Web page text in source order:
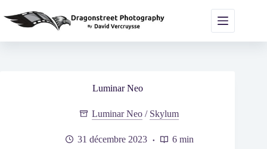
au
contenu
Luminar Neo
Luminar Neo / Skylum
31 décembre 2023 6 min